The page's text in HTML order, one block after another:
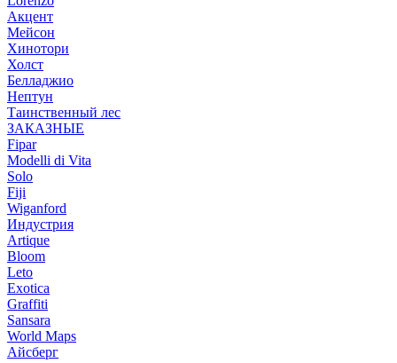
Акцент
Мейсон
Хинотори
Холст
Белладжио
Нептун
Таинственный лес
ЗАКАЗНЫЕ
Fipar
Modelli di Vita
Solo
Fiji
Wiganford
Индустрия
Artique
Bloom
Leto
Exotica
Graffiti
Sansara
World Maps
Айсберг